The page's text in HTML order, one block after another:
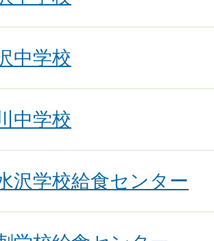
中学校
中学校
沢学校給食センター